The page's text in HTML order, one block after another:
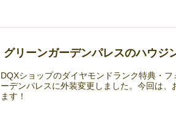
グリーンガーデンパレスのハウ
DQXショップのダイヤモンドランク特典・
ーデンパレスに外装変更しました。今回は、
ます！